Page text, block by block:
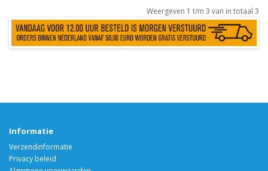
Weergeven 1 t/m 3 van in totaal 3
Informatie
Verzendinformatie
Privacy beleid